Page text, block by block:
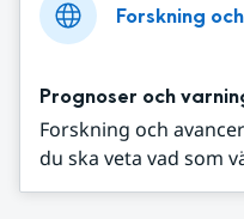
Forskning
Prognoser och
Forskning och
du ska veta vad som